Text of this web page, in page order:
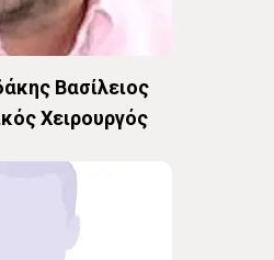
Βασίλειος
Χειρουργός